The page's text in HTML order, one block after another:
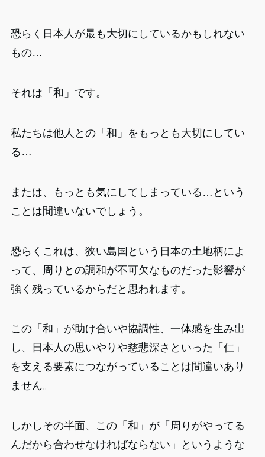
恐らく日本人が最も大切にしているかもしれない
もの…
それは「和」です。
私たちは他人との「和」をもっとも大切にしてい
る…
または、もっとも気にしてしまっている…という
ことは間違いないでしょう。
恐らくこれは、狭い島国という日本の土地柄によ
って、周りとの調和が不可欠なものだった影響が
強く残っているからだと思われます。
この「和」が助け合いや協調性、一体感を生み出
し、日本人の思いやりや慈悲深さといった「仁」
を支える要素につながっていることは間違いあり
ません。
しかしその半面、この「和」が「周りがやってる
んだから合わせなければならない」というような